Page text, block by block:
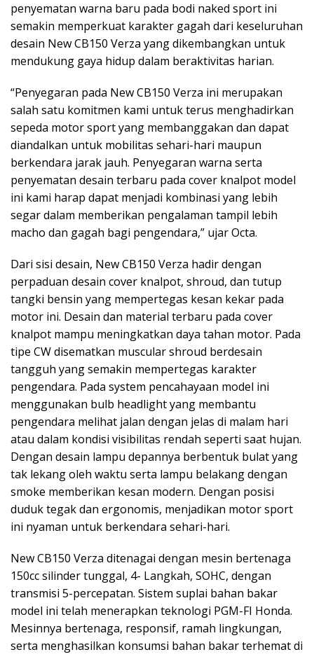
penyematan warna baru pada bodi naked sport ini
semakin memperkuat karakter gagah dari keseluruhan
desain New CB150 Verza yang dikembangkan untuk
mendukung gaya hidup dalam beraktivitas harian.
“Penyegaran pada New CB150 Verza ini merupakan
salah satu komitmen kami untuk terus menghadirkan
sepeda motor sport yang membanggakan dan dapat
diandalkan untuk mobilitas sehari-hari maupun
berkendara jarak jauh. Penyegaran warna serta
penyematan desain terbaru pada cover knalpot model
ini kami harap dapat menjadi kombinasi yang lebih
segar dalam memberikan pengalaman tampil lebih
macho dan gagah bagi pengendara,” ujar Octa.
Dari sisi desain, New CB150 Verza hadir dengan
perpaduan desain cover knalpot, shroud, dan tutup
tangki bensin yang mempertegas kesan kekar pada
motor ini. Desain dan material terbaru pada cover
knalpot mampu meningkatkan daya tahan motor. Pada
tipe CW disematkan muscular shroud berdesain
tangguh yang semakin mempertegas karakter
pengendara. Pada system pencahayaan model ini
menggunakan bulb headlight yang membantu
pengendara melihat jalan dengan jelas di malam hari
atau dalam kondisi visibilitas rendah seperti saat hujan.
Dengan desain lampu depannya berbentuk bulat yang
tak lekang oleh waktu serta lampu belakang dengan
smoke memberikan kesan modern. Dengan posisi
duduk tegak dan ergonomis, menjadikan motor sport
ini nyaman untuk berkendara sehari-hari.
New CB150 Verza ditenagai dengan mesin bertenaga
150cc silinder tunggal, 4- Langkah, SOHC, dengan
transmisi 5-percepatan. Sistem suplai bahan bakar
model ini telah menerapkan teknologi PGM-FI Honda.
Mesinnya bertenaga, responsif, ramah lingkungan,
serta menghasilkan konsumsi bahan bakar terhemat di